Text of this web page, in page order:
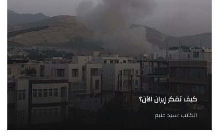
كيف تفكر إيران الآن؟
الكاتب :سيد غنيم